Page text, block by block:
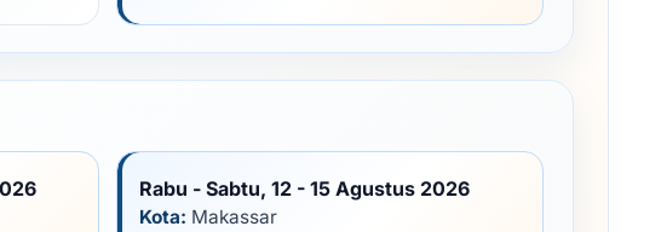
Rabu - Sabtu, 12 - 15 Agustus 2026
Kota: Makassar